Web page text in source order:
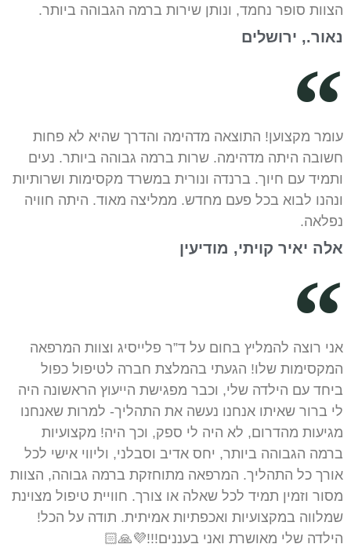
הצוות סופר נחמד, ונותן שירות ברמה הגבוהה ביותר.
נאור., ירושלים
עומר מקצוען! התוצאה מדהימה והדרך שהיא לא פחות
חשובה היתה מדהימה. שרות ברמה גבוהה ביותר. נעים
ותמיד עם חיוך. ברנדה ונורית במשרד מקסימות ושרותיות
ונהנו לבוא בכל פעם מחדש. ממליצה מאוד. היתה חוויה
נפלאה.
אלה יאיר קויתי, מודיעין
אני רוצה להמליץ בחום על ד”ר פלייסיג וצוות המרפאה
המקסימות שלו! הגעתי בהמלצת חברה לטיפול כפול
ביחד עם הילדה שלי, וכבר מפגישת הייעוץ הראשונה היה
לי ברור שאיתו אנחנו נעשה את התהליך- למרות שאנחנו
מגיעות מהדרום, לא היה לי ספק, וכך היה! מקצועיות
ברמה הגבוהה ביותר, יחס אדיב וסבלני, וליווי אישי לכל
אורך כל התהליך. המרפאה מתוחזקת ברמה גבוהה, הצוות
מסור וזמין תמיד לכל שאלה או צורך. חוויית טיפול מצוינת
שמלווה במקצועיות ואכפתיות אמיתית. תודה על הכל!
הילדה שלי מאושרת ואני בעננים!!!💜🙏🏻